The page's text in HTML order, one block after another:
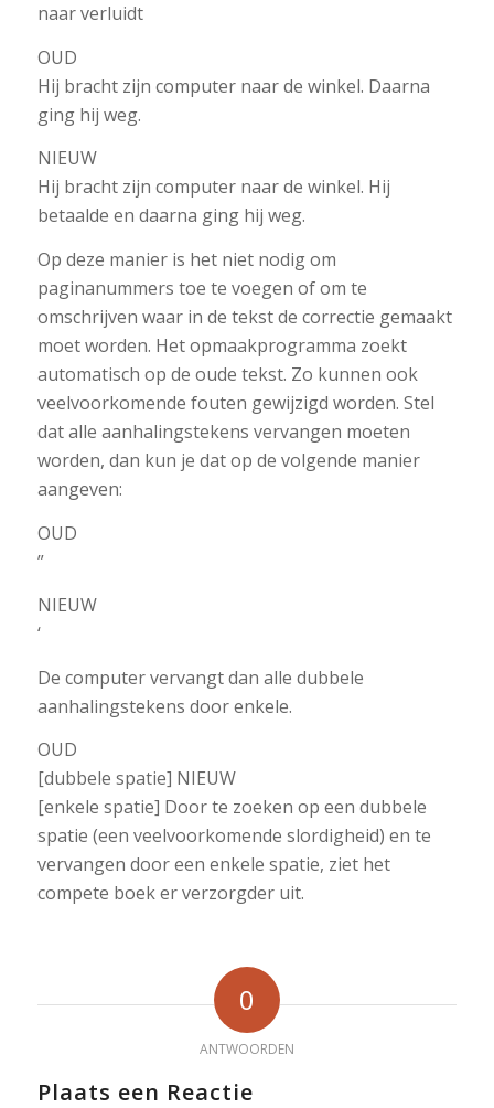
naar verluidt
OUD
Hij bracht zijn computer naar de winkel. Daarna
ging hij weg.
NIEUW
Hij bracht zijn computer naar de winkel. Hij
betaalde en daarna ging hij weg.
Op deze manier is het niet nodig om
paginanummers toe te voegen of om te
omschrijven waar in de tekst de correctie gemaakt
moet worden. Het opmaakprogramma zoekt
automatisch op de oude tekst. Zo kunnen ook
veelvoorkomende fouten gewijzigd worden. Stel
dat alle aanhalingstekens vervangen moeten
worden, dan kun je dat op de volgende manier
aangeven:
OUD
”
NIEUW
‘
De computer vervangt dan alle dubbele
aanhalingstekens door enkele.
OUD
[dubbele spatie] NIEUW
[enkele spatie] Door te zoeken op een dubbele
spatie (een veelvoorkomende slordigheid) en te
vervangen door een enkele spatie, ziet het
compete boek er verzorgder uit.
0
ANTWOORDEN
Plaats een Reactie